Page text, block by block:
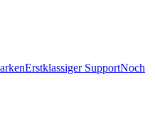
Erstklassiger SupportNoch